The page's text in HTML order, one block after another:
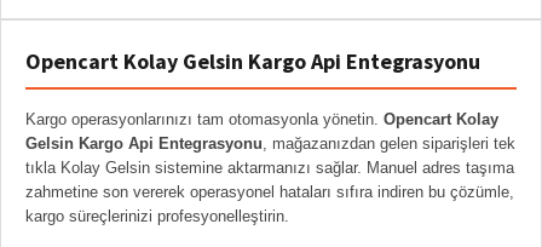
Opencart Kolay Gelsin Kargo Api Entegrasyonu
Kargo operasyonlarınızı tam otomasyonla yönetin. Opencart Kolay
Gelsin Kargo Api Entegrasyonu , mağazanızdan gelen siparişleri tek
tıkla Kolay Gelsin sistemine aktarmanızı sağlar. Manuel adres taşıma
zahmetine son vererek operasyonel hataları sıfıra indiren bu çözümle,
kargo süreçlerinizi profesyonelleştirin.